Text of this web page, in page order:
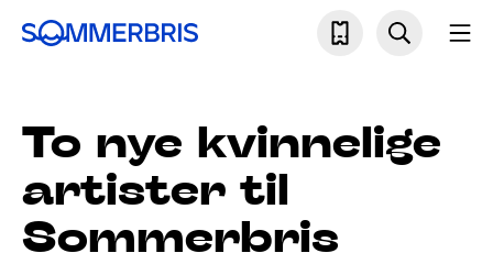
To nye kvinnelige
artister til
Sommerbris